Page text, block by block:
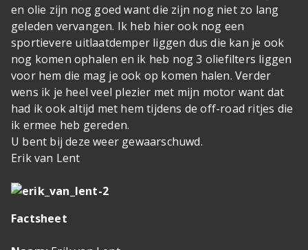
en olie zijn nog goed want die zijn nog niet zo lang
geleden vervangen. Ik heb hier ook nog een
sportievere uitlaatdemper liggen dus die kan je ook
nog komen ophalen en ik heb nog 3 oliefilters liggen
voor hem die mag je ook op komen halen. Verder
wens ik je heel veel plezier met mijn motor want dat
had ik ook altijd met hem tijdens de off-road ritjes die
ik ermee heb gereden.
U bent bij deze weer gewaarschuwd.
Erik van Lent
Factsheet